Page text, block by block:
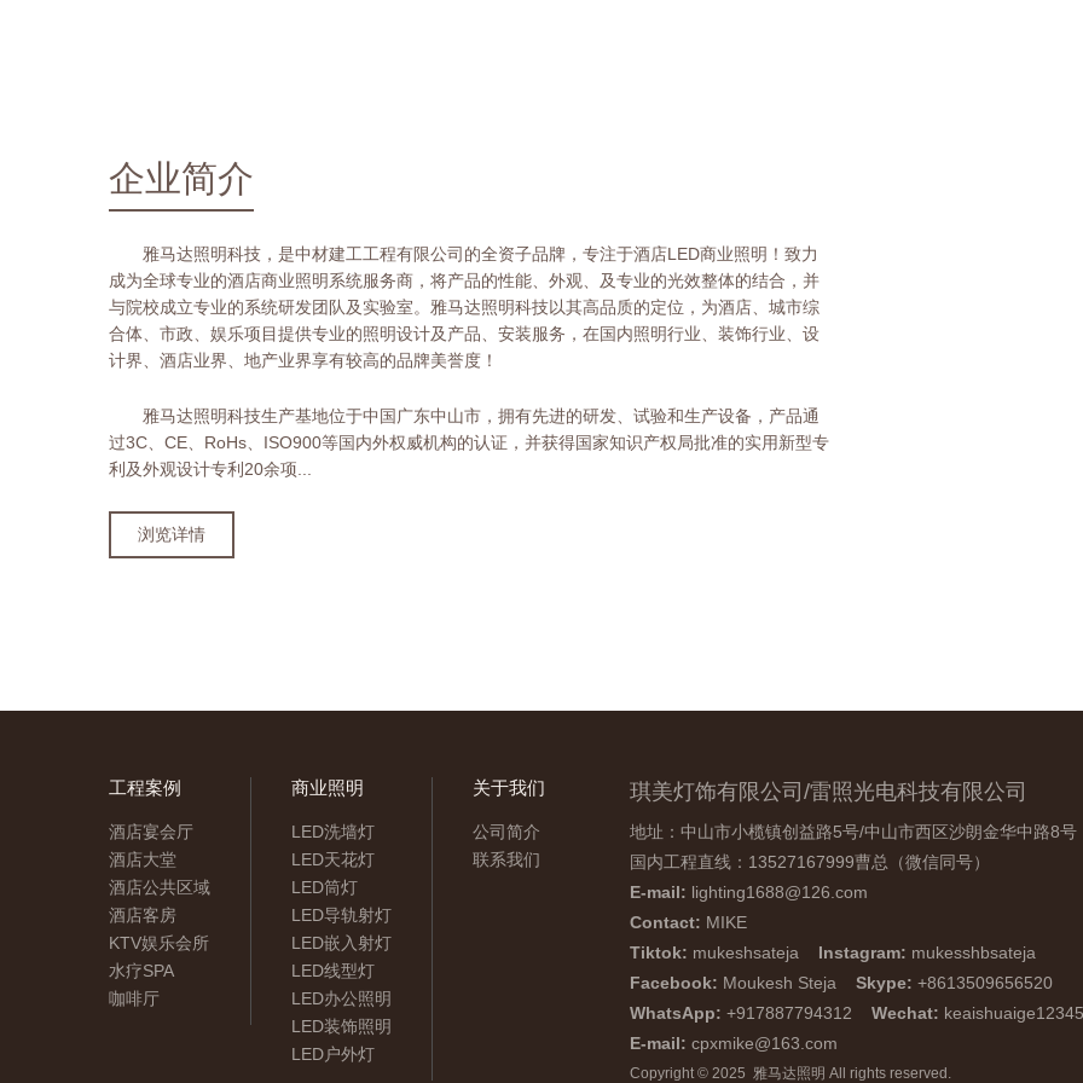
企业简介
雅马达照明科技，是中材建工工程有限公司的全资子品牌，专注于酒店LED商业照明！致力
成为全球专业的酒店商业照明系统服务商，将产品的性能、外观、及专业的光效整体的结合，并
与院校成立专业的系统研发团队及实验室。雅马达照明科技以其高品质的定位，为酒店、城市综
合体、市政、娱乐项目提供专业的照明设计及产品、安装服务，在国内照明行业、装饰行业、设
计界、酒店业界、地产业界享有较高的品牌美誉度！
雅马达照明科技生产基地位于中国广东中山市，拥有先进的研发、试验和生产设备，产品通
过3C、CE、RoHs、ISO900等国内外权威机构的认证，并获得国家知识产权局批准的实用新型专
利及外观设计专利20余项...
浏览详情
工程案例
酒店宴会厅
酒店大堂
酒店公共区域
酒店客房
KTV娱乐会所
水疗SPA
咖啡厅
商业照明
LED洗墙灯
LED天花灯
LED筒灯
LED导轨射灯
LED嵌入射灯
LED线型灯
LED办公照明
LED装饰照明
LED户外灯
关于我们
公司简介
联系我们
琪美灯饰有限公司/雷照光电科技有限公司
地址：中山市小榄镇创益路5号/中山市西区沙朗金华中路8号
国内工程直线：13527167999曹总（微信同号）
E-mail: lighting1688@126.com
Contact: MIKE
Tiktok: mukeshsateja Instagram: mukesshbsateja
Facebook: Moukesh Steja Skype: +8613509656520
WhatsApp: +917887794312 Wechat: keaishuaige12345
E-mail: cpxmike@163.com
Copyright © 2025 雅马达照明 All rights reserved.